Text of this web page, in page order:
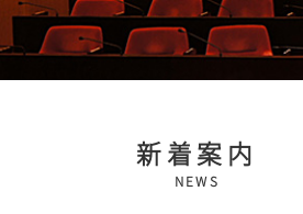
新着案内
NEWS